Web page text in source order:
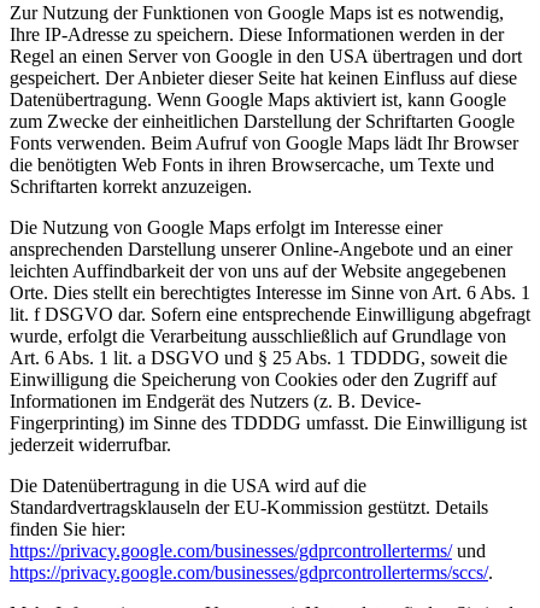
Zur Nutzung der Funktionen von Google Maps ist es notwendig,
Ihre IP-Adresse zu speichern. Diese Informationen werden in der
Regel an einen Server von Google in den USA übertragen und dort
gespeichert. Der Anbieter dieser Seite hat keinen Einfluss auf diese
Datenübertragung. Wenn Google Maps aktiviert ist, kann Google
zum Zwecke der einheitlichen Darstellung der Schriftarten Google
Fonts verwenden. Beim Aufruf von Google Maps lädt Ihr Browser
die benötigten Web Fonts in ihren Browsercache, um Texte und
Schriftarten korrekt anzuzeigen.
Die Nutzung von Google Maps erfolgt im Interesse einer
ansprechenden Darstellung unserer Online-Angebote und an einer
leichten Auffindbarkeit der von uns auf der Website angegebenen
Orte. Dies stellt ein berechtigtes Interesse im Sinne von Art. 6 Abs. 1
lit. f DSGVO dar. Sofern eine entsprechende Einwilligung abgefragt
wurde, erfolgt die Verarbeitung ausschließlich auf Grundlage von
Art. 6 Abs. 1 lit. a DSGVO und § 25 Abs. 1 TDDDG, soweit die
Einwilligung die Speicherung von Cookies oder den Zugriff auf
Informationen im Endgerät des Nutzers (z. B. Device-
Fingerprinting) im Sinne des TDDDG umfasst. Die Einwilligung ist
jederzeit widerrufbar.
Die Datenübertragung in die USA wird auf die
Standardvertragsklauseln der EU-Kommission gestützt. Details
finden Sie hier:
https://privacy.google.com/businesses/gdprcontrollerterms/und
https://privacy.google.com/businesses/gdprcontrollerterms/sccs/.